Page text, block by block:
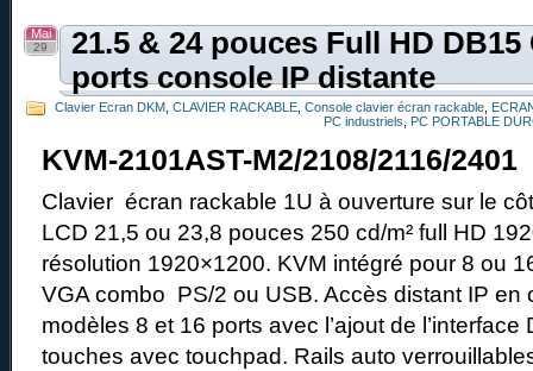
21.5 & 24 pouces Full HD DB15
ports console IP distante
Mai
29
Clavier Ecran DKM, CLAVIER RACKABLE, Console clavier écran rackable,
PC industriels, PC PORTABLE
KVM-2101AST-M2/2108/2116/2401
Clavier écran rackable 1U à ouverture sur le
LCD 21,5 ou 23,8 pouces 250 cd/m² full HD
résolution 1920×1200. KVM intégré pour 8 ou
VGA combo PS/2 ou USB. Accès distant IP en
modèles 8 et 16 ports avec l’ajout de
touches avec touchpad. Rails auto